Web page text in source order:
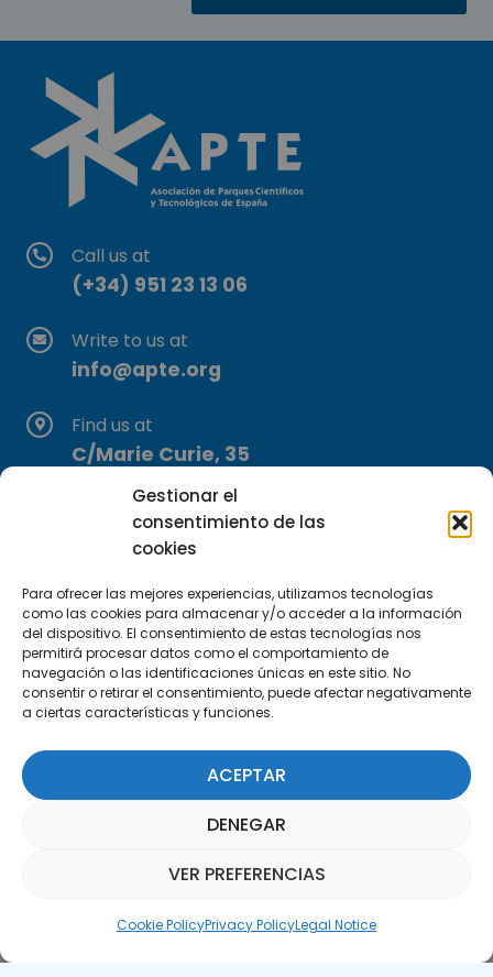
Gestionar el
consentimiento de las
cookies
Para ofrecer las mejores experiencias, utilizamos tecnologías
como las cookies para almacenar y/o acceder a la información
del dispositivo. El consentimiento de estas tecnologías nos
permitirá procesar datos como el comportamiento de
navegación o las identificaciones únicas en este sitio. No
consentir o retirar el consentimiento, puede afectar negativamente
a ciertas características y funciones.
ACEPTAR
DENEGAR
VER PREFERENCIAS
Cookie PolicyPrivacy PolicyLegal Notice
Call us at
(+34) 951 23 13 06
Write to us at
info@apte.org
Find us at
C/Marie Curie, 35
29590 Campanillas, Málaga
Subscribe to our Newsletter
SUBSCRIBE HERE